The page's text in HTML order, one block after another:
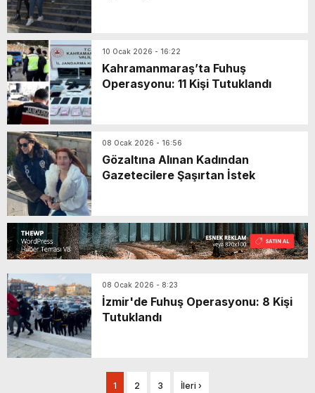
10 Ocak 2026 - 16:22
Kahramanmaraş’ta Fuhuş
Operasyonu: 11 Kişi Tutuklandı
08 Ocak 2026 - 16:56
Gözaltına Alınan Kadından
Gazetecilere Şaşırtan İstek
08 Ocak 2026 - 8:23
İzmir'de Fuhuş Operasyonu: 8 Kişi
Tutuklandı
1 2 3 İleri ›